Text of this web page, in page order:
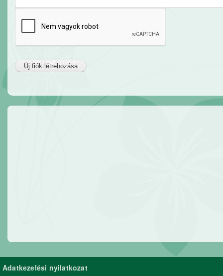
Adatkezelési nyilatkozat